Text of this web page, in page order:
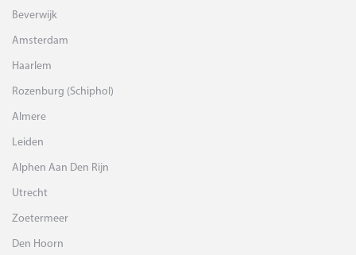
Beverwijk
Amsterdam
Haarlem
Rozenburg (Schiphol)
Almere
Leiden
Alphen Aan Den Rijn
Utrecht
Zoetermeer
Den Hoorn